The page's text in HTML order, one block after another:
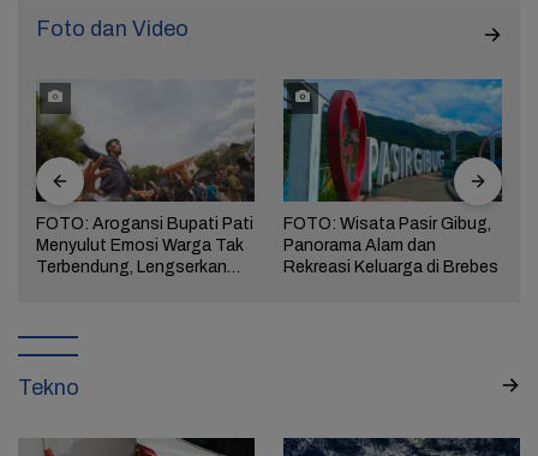
Foto dan Video
FOTO: Arogansi Bupati Pati
Menyulut Emosi Warga Tak
Terbendung, Lengserkan
FOTO: Wisata Pasir Gibug,
Panorama Alam dan
Rekreasi Keluarga di Brebes
Tekno